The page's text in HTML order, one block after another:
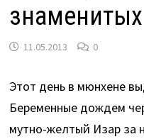
11.05.2013 0
Этот день в мюнхене
Беременные дождем
мутно-желтый Изар за